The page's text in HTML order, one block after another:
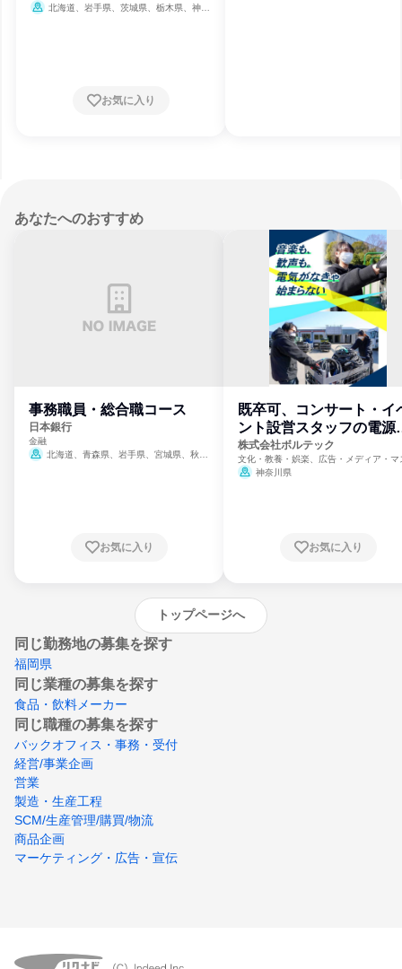
北海道、岩手県、茨城県、栃木県、神奈
お気に入り
あなたへのおすすめ
事務職員・総合職コース
日本銀行
金融
北海道、青森県、岩手県、宮城県、秋田
崎県、熊本県、大分県、宮崎県、鹿児島県、
お気に入り
既卒可、コンサート・イ
ント設営スタッフの電源
門
株式会社ボルテック
文化・教養・娯楽、広告・メディア・マ
ミ、電力・ガス・水道・エネルギー
神奈川県
お気に入り
トップページへ
同じ勤務地の募集を探す
福岡県
同じ業種の募集を探す
食品・飲料メーカー
同じ職種の募集を探す
バックオフィス・事務・受付
経営/事業企画
営業
製造・生産工程
SCM/生産管理/購買/物流
商品企画
マーケティング・広告・宣伝